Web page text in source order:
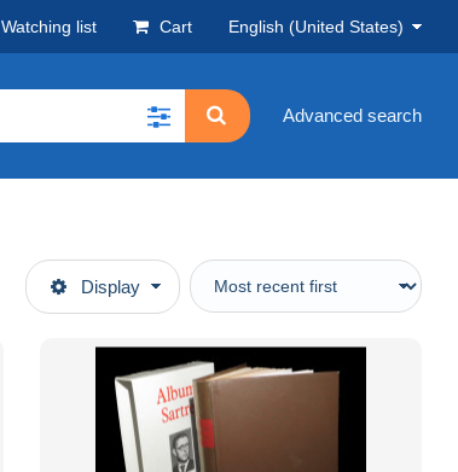
Watching list Cart English (United States)
Advanced search
Display